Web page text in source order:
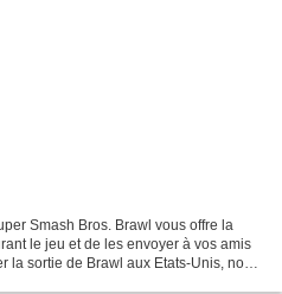
Smash Bros. Brawl vous offre la
le jeu et de les envoyer à vos amis
la sortie de Brawl aux Etats-Unis, nous